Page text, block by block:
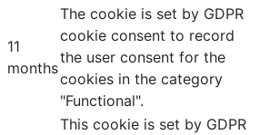
11
months
The cookie is set by GDPR
cookie consent to record
the user consent for the
cookies in the category
"Functional".
This cookie is set by GDPR